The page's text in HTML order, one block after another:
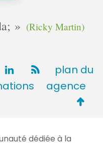
(Ricky Martin)
plan du
agence
dédiée à la